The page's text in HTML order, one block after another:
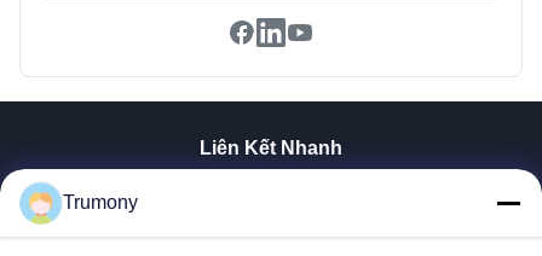
Liên Kết Nhanh
Trumony